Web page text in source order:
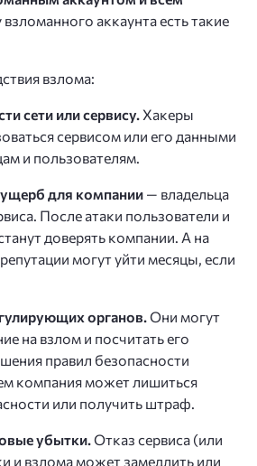
взломанного аккаунта есть такие
взлома:
сети или сервису.Хакеры
сервисом или его данными
и пользователям.
для компании — владельца
После атаки пользователи и
доверять компании. А на
могут уйти месяцы, если
органов.Они могут
на взлом и посчитать его
правил безопасности
компания может лишиться
или получить штраф.
убытки.Отказ сервиса (или
и взлома может замедлить или